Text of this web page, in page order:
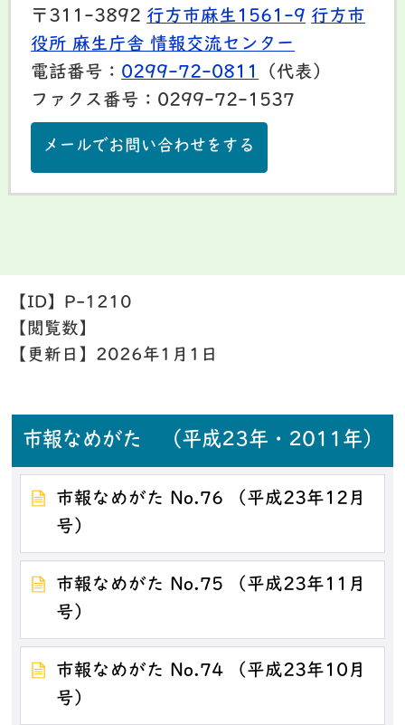
〒311-3892 行方市麻生1561-9 行方市
役所 麻生庁舎 情報交流センター
電話番号： 0299-72-0811
（代表）
ファクス番号：0299-72-1537
メールでお問い合わせをする
【ID】 P-1210
【閲覧数】
【更新日】 2026年1月1日
市報なめがた （平成23年・2011年）
市報なめがた No.76 （平成23年12月
号）
市報なめがた No.75 （平成23年11月
号）
市報なめがた No.74 （平成23年10月
号）